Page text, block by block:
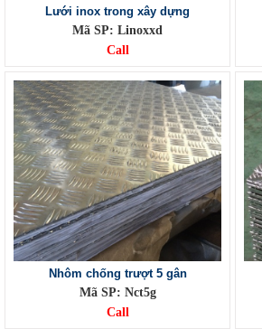
Lưới inox trong xây dựng
Mã SP: Linoxxd
Call
Nhôm chống trượt 5 gân
Mã SP: Nct5g
Call